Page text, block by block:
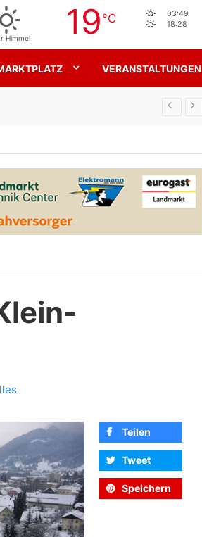
Himmel 19 °C
03:49
18:28
VERANSTALTUNGEN
Teilen
Tweet
Speichern